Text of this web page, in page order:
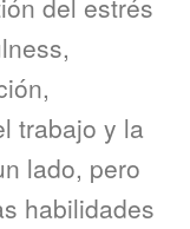
del estrés
trabajo y la
lado, pero
habilidades